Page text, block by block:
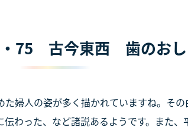
・75 古今東西 歯のお
婦人の姿が多く描かれていますね。そ
わった、など諸説あるようです。また